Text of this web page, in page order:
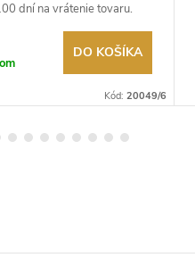
dní na vrátenie tovaru.
predajca.
DO KOŠÍKA
Kód: 20049/6